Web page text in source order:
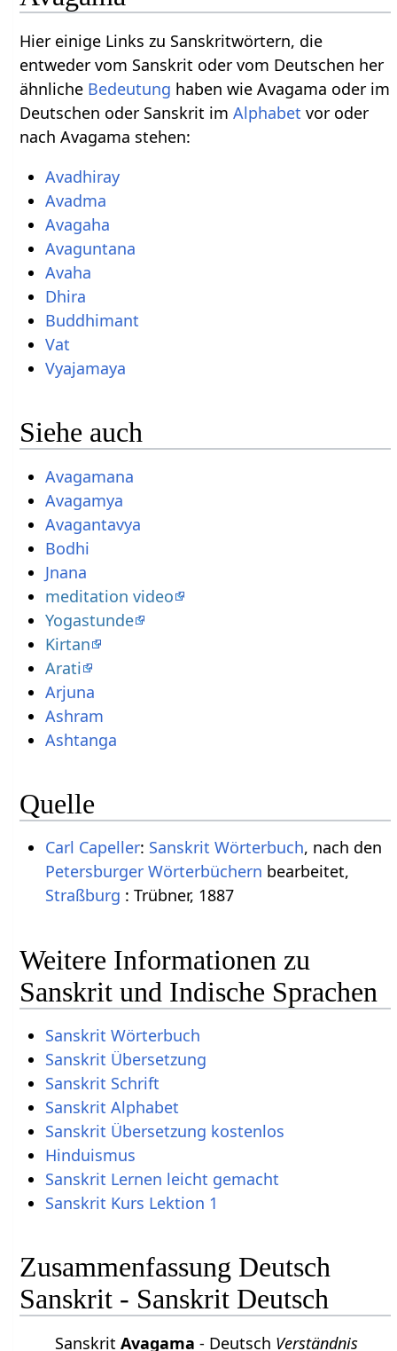
Hier einige Links zu Sanskritwörtern, die
entweder vom Sanskrit oder vom Deutschen her
ähnliche Bedeutung haben wie Avagama oder im
Deutschen oder Sanskrit imAlphabet vor oder
nach Avagama stehen:
Avadhiray
Avadma
Avagaha
Avaguntana
Avaha
Dhira
Buddhimant
Vat
Vyajamaya
Siehe auch
Avagamana
Avagamya
Avagantavya
Bodhi
Jnana
meditation video
Yogastunde
Kirtan
Arati
Arjuna
Ashram
Ashtanga
Quelle
Carl Capeller: Sanskrit Wörterbuch, nach den
Petersburger Wörterbüchern bearbeitet,
Straßburg : Trübner, 1887
Weitere Informationen zu
Sanskrit und Indische Sprachen
Sanskrit Wörterbuch
Sanskrit Übersetzung
Sanskrit Schrift
Sanskrit Alphabet
Sanskrit Übersetzung kostenlos
Hinduismus
Sanskrit Lernen leicht gemacht
Sanskrit Kurs Lektion 1
Zusammenfassung Deutsch
Sanskrit - Sanskrit Deutsch
SanskritAvagama - Deutsch Verständnis